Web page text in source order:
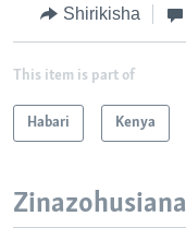
Shirikisha
This item is part of
Habari Kenya
Zinazohusiana